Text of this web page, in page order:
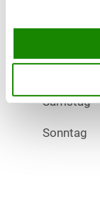
Samstag
Sonntag